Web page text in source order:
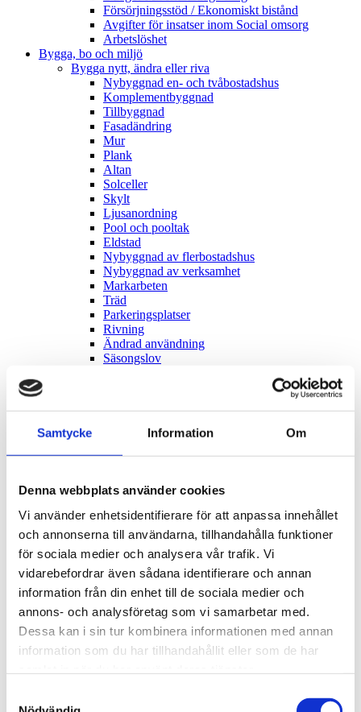
Samtycke Information Om
Denna webbplats använder cookies
Vi använder enhetsidentifierare för att anpassa innehållet
och annonserna till användarna, tillhandahålla funktioner
för sociala medier och analysera vår trafik. Vi
vidarebefordrar även sådana identifierare och annan
information från din enhet till de sociala medier och
annons- och analysföretag som vi samarbetar med.
Dessa kan i sin tur kombinera informationen med annan
information som du har tillhandahållit eller som de har
Försörjningsstöd / Ekonomiskt bistånd
Avgifter för insatser inom Social omsorg
Arbetslöshet
Bygga, bo och miljö
Bygga nytt, ändra eller riva
Nybyggnad en- och tvåbostadshus
Komplementbyggnad
Tillbyggnad
Fasadändring
Mur
Plank
Altan
Solceller
Skylt
Ljusanordning
Pool och pooltak
Eldstad
Nybyggnad av flerbostadshus
Nybyggnad av verksamhet
Markarbeten
Träd
Parkeringsplatser
Rivning
Ändrad användning
Säsongslov
Installation eller ändring av hiss
Installation eller ändring av ventilation
Vatten och avlopp – installation eller väsentlig
Ändring av bärande konstruktion
Olovligt byggande och tillsyn
Ovårdade tomter och byggnader
Skapa kontrollplan
Vad är en kontrollplan?
Frivilligt bygglov
Bygglovsprocessen
Flytta till Öland!
Förenklad delgivning
Hållbar kommun
Hälsoskydd
Anmäl din verksamhet eller lokal